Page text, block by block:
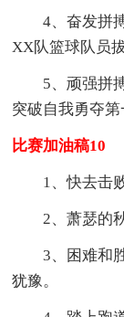
4、奋发拼
XX队篮球队员
5、顽强拼
突破自我勇夺第
比赛加油稿10
1、快去击
2、萧瑟的
3、困难和
犹豫。